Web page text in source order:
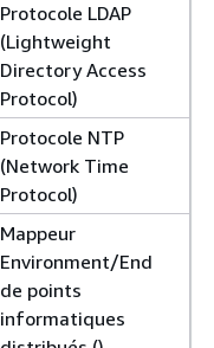
Protocole LDAP
(Lightweight
Directory Access
Protocol)
Protocole NTP
(Network Time
Protocol)
Mappeur
Environment/End
de points
informatiques